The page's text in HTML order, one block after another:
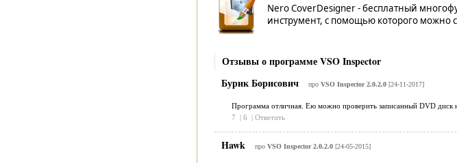
Nero CoverDesigner - бесплатный
инструмент, с помощью которого можно
Отзывы о программе VSO Inspector
Бурик Борисович
про VSO Inspector 2.0.2.0[24-11-2017]
Программа отличная. Ею можно проверить записанный DVD диск
7
6 Ответить
Hawk про VSO Inspector 2.0.2.0[24-05-2015]